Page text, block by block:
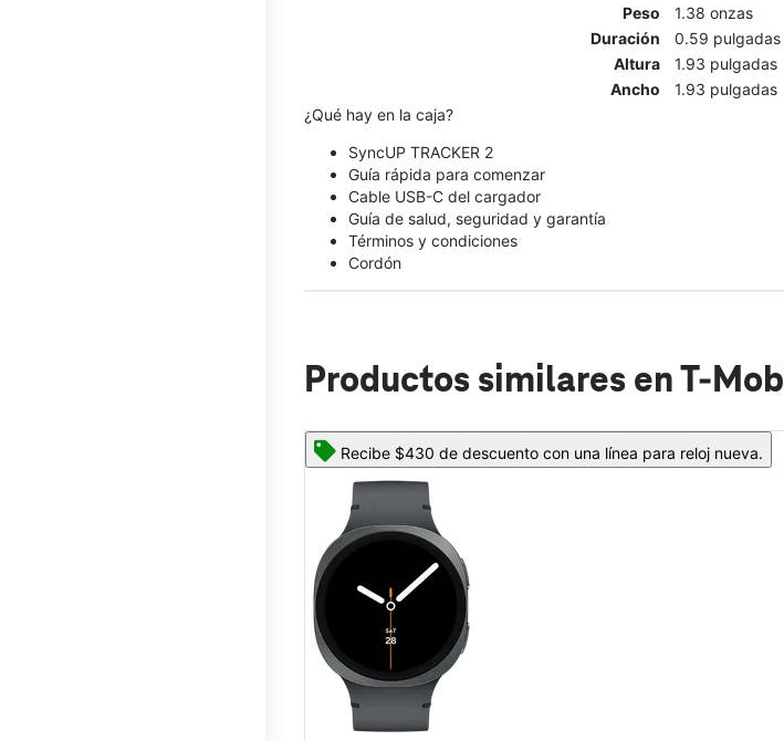
Peso
1.38 onzas
Duración
0.59 pulgadas
Altura
1.93 pulgadas
Ancho
1.93 pulgadas
¿Qué hay en la caja?
SyncUP TRACKER 2
Guía rápida para comenzar
Cable USB-C del cargador
Guía de salud, seguridad y garantía
Términos y condiciones
Cordón
Productos similares en T-
Recibe $430 de descuento con una línea para reloj nueva.